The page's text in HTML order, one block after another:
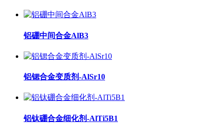
铝硼中间合金AlB3
铝锶合金变质剂-AlSr10
铝钛硼合金细化剂-AlTi5B1